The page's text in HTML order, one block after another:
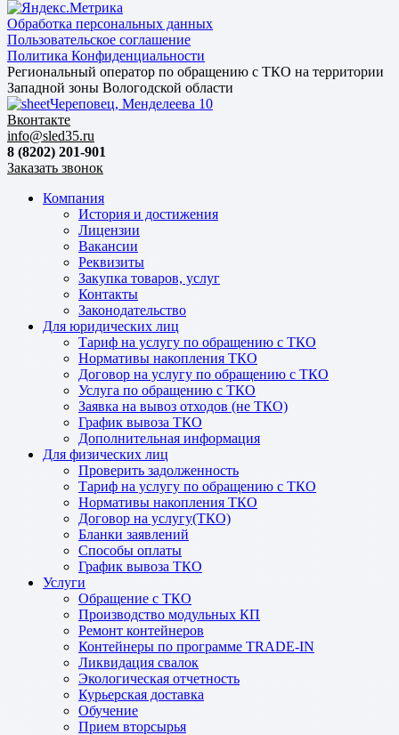
Обработка персональных данных
Пользовательское соглашение
Политика Конфиденциальности
Региональный оператор по обращению с ТКО на территории
Западной зоны Вологодской области
Череповец, Менделеева 10
Вконтакте
info@sled35.ru
8 (8202) 201-901
Заказать звонок
Компания
История и достижения
Лицензии
Вакансии
Реквизиты
Закупка товаров, услуг
Контакты
Законодательство
Для юридических лиц
Тариф на услугу по обращению с ТКО
Нормативы накопления ТКО
Договор на услугу по обращению с ТКО
Услуга по обращению с ТКО
Заявка на вывоз отходов (не ТКО)
График вывоза ТКО
Дополнительная информация
Для физических лиц
Проверить задолженность
Тариф на услугу по обращению с ТКО
Нормативы накопления ТКО
Договор на услугу(ТКО)
Бланки заявлений
Способы оплаты
График вывоза ТКО
Услуги
Обращение с ТКО
Производство модульных КП
Ремонт контейнеров
Контейнеры по программе TRADE-IN
Ликвидация свалок
Экологическая отчетность
Курьерская доставка
Обучение
Прием вторсырья